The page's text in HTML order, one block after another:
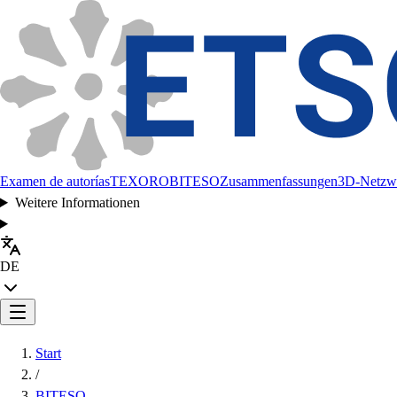
Examen de autoríasTEXOROBITESOZusammenfassungen3D-
Weitere Informationen
DE
Start
/